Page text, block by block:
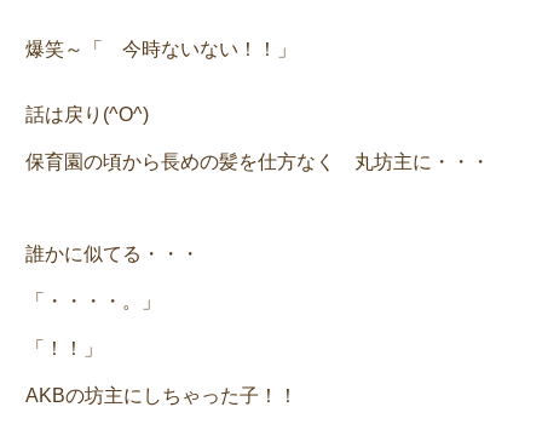
爆笑～「 今時ないない！！」
話は戻り(^O^)
保育園の頃から長めの髪を仕方なく 丸坊主に・・・
誰かに似てる・・・
「・・・・。」
「！！」
AKBの坊主にしちゃった子！！